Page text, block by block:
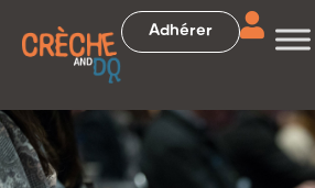
Adhérer